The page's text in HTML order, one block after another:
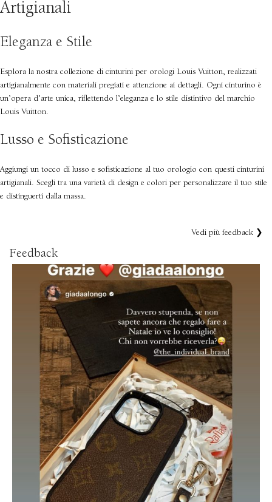
Artigianali
Eleganza e Stile
Esplora la nostra collezione di cinturini per orologi Louis Vuitton, realizzati
artigianalmente con materiali pregiati e attenzione ai dettagli. Ogni cinturino è
un’opera d’arte unica, riflettendo l’eleganza e lo stile distintivo del marchio
Louis Vuitton.
Lusso e Sofisticazione
Aggiungi un tocco di lusso e sofisticazione al tuo orologio con questi cinturini
artigianali. Scegli tra una varietà di design e colori per personalizzare il tuo stile
e distinguerti dalla massa.
Feedback
Vedi più feedback ❯